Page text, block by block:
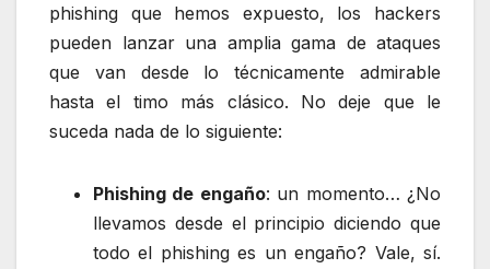
phishing que hemos expuesto, los hackers
pueden lanzar una amplia gama de ataques
que van desde lo técnicamente admirable
hasta el timo más clásico. No deje que le
suceda nada de lo siguiente:
Phishing de engaño: un momento… ¿No
llevamos desde el principio diciendo que
todo el phishing es un engaño? Vale, sí.